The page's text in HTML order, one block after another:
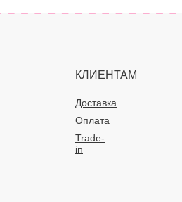
КЛИЕНТАМ
Доставка
Оплата
Trade-
in